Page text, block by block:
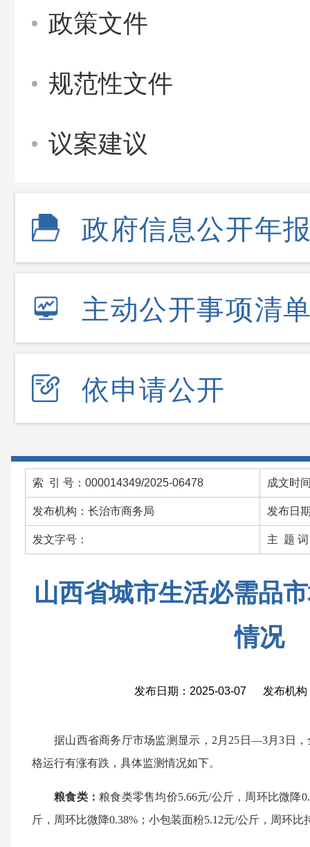
政策文件
规范性文件
议案建议
政府信息公开年
主动公开事项清
依申请公开
索 引 号：000014349/2025-06478 成文时
发布机构：长治市商务局 发布日
发文字号： 主 题 词
山西省城市生活必需品
情况
发布日期：2025-03-07 发布机构
据山西省商务厅市场监测显示，2月25日—3月3日
格运行有涨有跌，具体监测情况如下。
粮食类：粮食类零售均价5.66元/公斤，周环比微降
斤，周环比微降0.38%；小包装面粉5.12元/公斤，周环比